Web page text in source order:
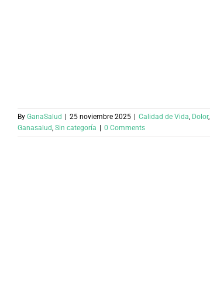
By GanaSalud 25 noviembre 2025 Calidad de Vida, Dolor,
Ganasalud, Sin categoría 0 Comments